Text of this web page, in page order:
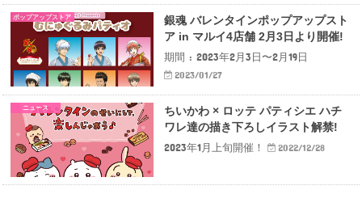
ポップアップストア
銀魂 バレンタインポップアップスト
ア in マルイ4店舗 2月3日より開催!
期間 : 2023年2月3日〜2月19日
2023/01/27
ニュース
ちいかわ × ロッテ パティシエ ハチ
ワレ達の描き下ろしイラスト解禁!
2023年1月上旬開催！
2022/12/28